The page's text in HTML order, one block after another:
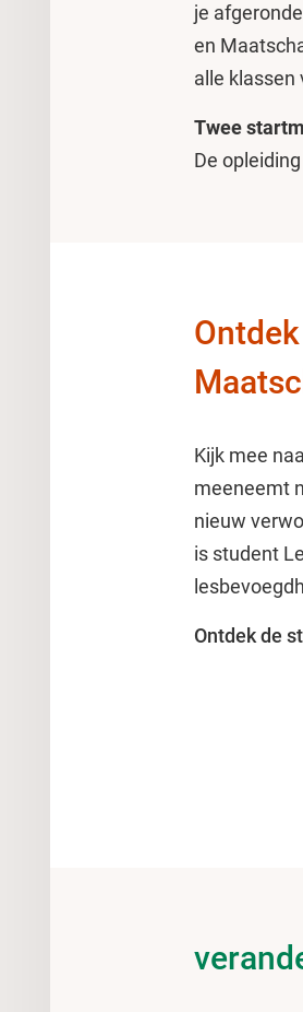
je
en
alle klassen
Twee
De
Kijk mee
meeneemt
nieuw
is student
Ontdek de